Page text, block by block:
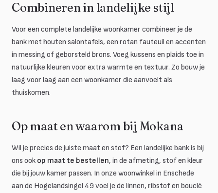
Combineren in landelijke stijl
Voor een complete landelijke woonkamer combineer je de
bank met houten salontafels, een rotan fauteuil en accenten
in messing of geborsteld brons. Voeg kussens en plaids toe in
natuurlijke kleuren voor extra warmte en textuur. Zo bouw je
laag voor laag aan een woonkamer die aanvoelt als
thuiskomen.
Op maat en waarom bij Mokana
Wil je precies de juiste maat en stof? Een landelijke bank is bij
ons ook op maat te bestellen, in de afmeting, stof en kleur
die bij jouw kamer passen. In onze woonwinkel in Enschede
aan de Hogelandsingel 49 voel je de linnen, ribstof en bouclé